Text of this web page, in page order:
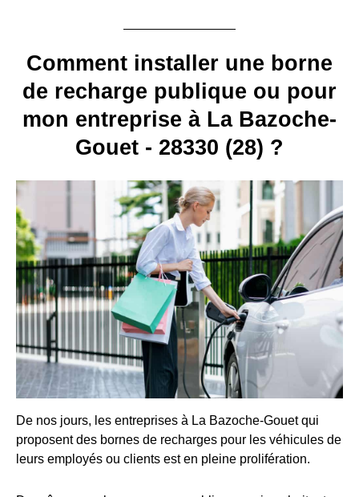
Comment installer une borne
de recharge publique ou pour
mon entreprise à La Bazoche-
Gouet - 28330 (28) ?
De nos jours, les entreprises à La Bazoche-Gouet qui
proposent des bornes de recharges pour les véhicules de
leurs employés ou clients est en pleine prolifération.